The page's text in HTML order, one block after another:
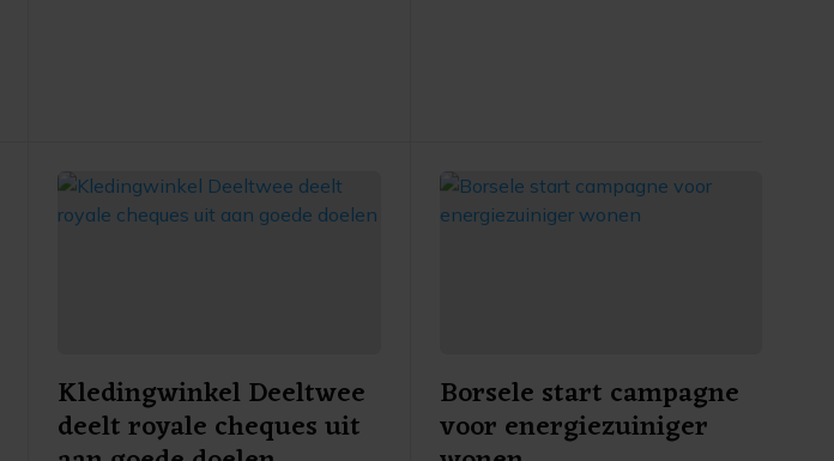
Kledingwinkel Deeltwee
deelt royale cheques uit
Borsele start campagne
voor energiezuiniger